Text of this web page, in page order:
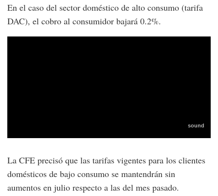
En el caso del sector doméstico de alto consumo (tarifa
DAC), el cobro al consumidor bajará 0.2%.
La CFE precisó que las tarifas vigentes para los clientes
domésticos de bajo consumo se mantendrán sin
aumentos en julio respecto a las del mes pasado.